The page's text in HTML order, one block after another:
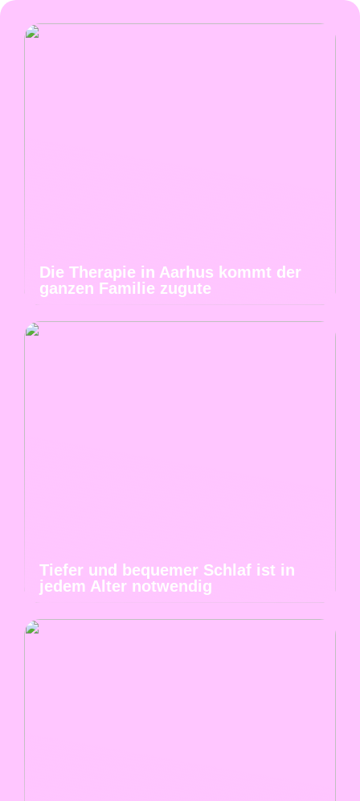
Die Therapie in Aarhus kommt der
ganzen Familie zugute
Tiefer und bequemer Schlaf ist in
jedem Alter notwendig